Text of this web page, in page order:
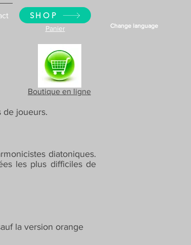
SHOP
Panier Change language
Boutique en ligne
de joueurs.
diatoniques.
les plus difficiles de
la version orange